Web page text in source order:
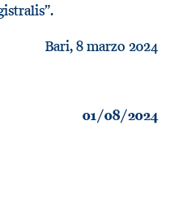
Bari, 8 marzo 2024
01/08/2024